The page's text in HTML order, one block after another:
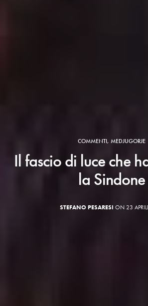
COMMENTI, MEDJUGORJE
Il fascio di luce che
la Sindone
STEFANO PESARESI ON 23